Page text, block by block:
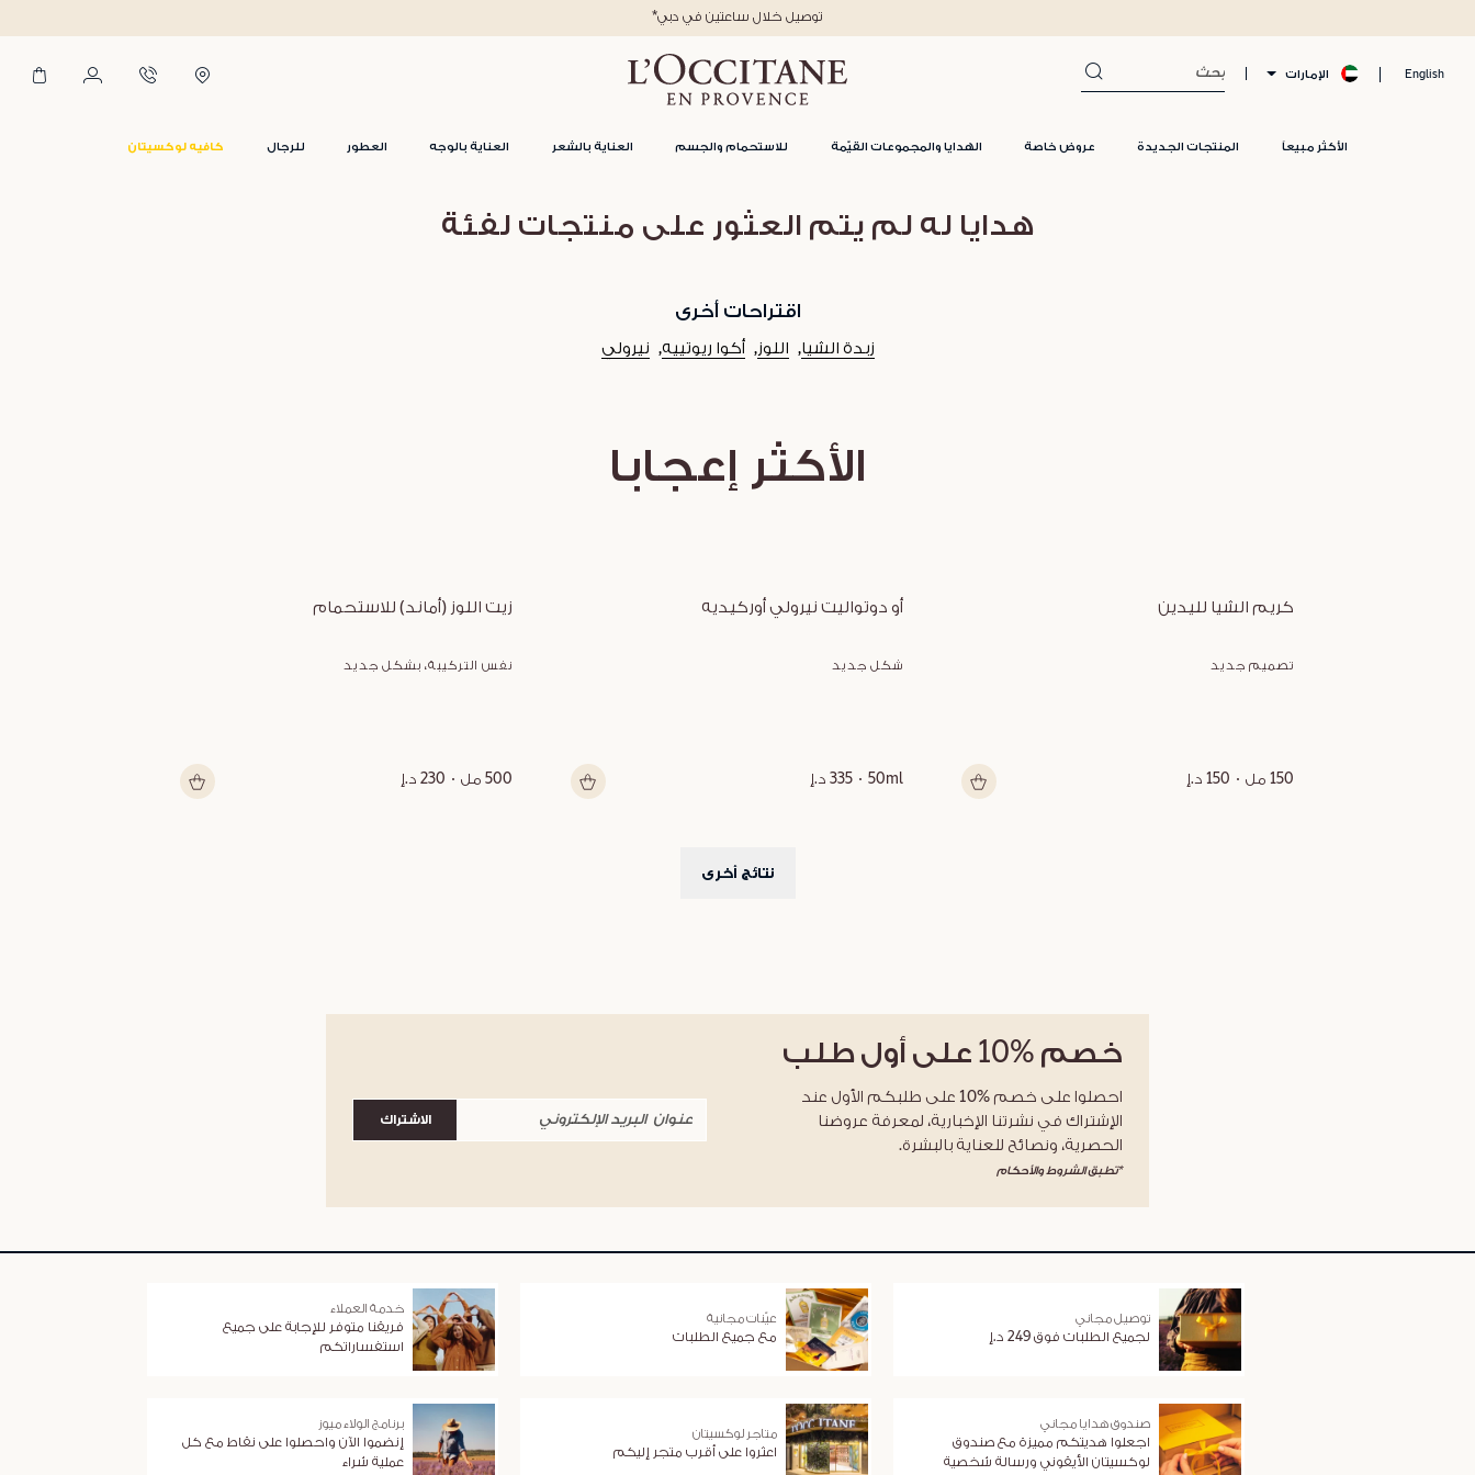
English الإمارات
الأكثر مبيعاً المنتجات الجديدة عروض خاصة الهدايا والمجموعات القيّمة للاستحمام والجسم العناية بالشعر العناية بالوجه العطور للرجال كافيه لوكسيتان
*توصيل خلال ساعتين في دبي
هدايا له لم يتم العثور على منتجات لفئة
اقتراحات أخرى
زبدة الشيا اللوز أكوا ريوتييه نيرولي
الأكثر إعجابا
كريم الشيا لليدين
تصميم جديد
150 مل 150 د.إ
أو دوتواليت نيرولي أوركيديه
شكل جديد
50ml 335 د.إ
زيت اللوز (أماند) للاستحمام
نفس التركيبة، بشكل جديد
500 مل 230 د.إ
نتائج أخرى
خصم %10 على أول طلب
احصلوا على خصم %10 على طلبكم الأول عند
الإشتراك في نشرتنا الإخبارية، لمعرفة عروضنا
الحصرية، ونصائح للعناية بالبشرة.
*تطبق الشروط والأحكام
الاشتراك
توصيل مجاني
لجميع الطلبات فوق 249 د.إ
عيّنات مجانية
مع جميع الطلبات
خدمة العملاء
فريقنا متوفر للإجابة على جميع
استفساراتكم
صندوق هدايا مجاني
اجعلوا هديتكم مميزة مع صندوق
لوكسيتان الأيقوني ورسالة شخصية
متاجر لوكسيتان
اعثروا على أقرب متجر إليكم
برنامج الولاء ميوز
إنضموا الآن واحصلوا على نقاط مع كل
عملية شراء